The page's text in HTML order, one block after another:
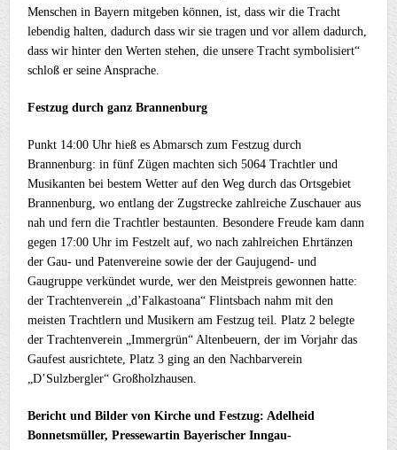
Menschen in Bayern mitgeben können, ist, dass wir die Tracht
lebendig halten, dadurch dass wir sie tragen und vor allem dadurch,
dass wir hinter den Werten stehen, die unsere Tracht symbolisiert“
schloß er seine Ansprache.
Festzug durch ganz Brannenburg
Punkt 14:00 Uhr hieß es Abmarsch zum Festzug durch
Brannenburg: in fünf Zügen machten sich 5064 Trachtler und
Musikanten bei bestem Wetter auf den Weg durch das Ortsgebiet
Brannenburg, wo entlang der Zugstrecke zahlreiche Zuschauer aus
nah und fern die Trachtler bestaunten. Besondere Freude kam dann
gegen 17:00 Uhr im Festzelt auf, wo nach zahlreichen Ehrtänzen
der Gau- und Patenvereine sowie der der Gaujugend- und
Gaugruppe verkündet wurde, wer den Meistpreis gewonnen hatte:
der Trachtenverein „d’Falkastoana“ Flintsbach nahm mit den
meisten Trachtlern und Musikern am Festzug teil. Platz 2 belegte
der Trachtenverein „Immergrün“ Altenbeuern, der im Vorjahr das
Gaufest ausrichtete, Platz 3 ging an den Nachbarverein
„D’Sulzbergler“ Großholzhausen.
Bericht und Bilder von Kirche und Festzug: Adelheid
Bonnetsmüller, Pressewartin Bayerischer Inngau-